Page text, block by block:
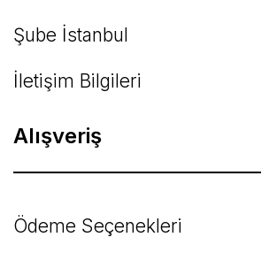
Şube İstanbul
İletişim Bilgileri
Alışveriş
Ödeme Seçenekleri